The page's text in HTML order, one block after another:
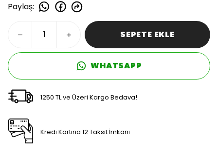
Paylaş:
SEPETE EKLE
WHATSAPP
1250 TL ve Üzeri Kargo Bedava!
Kredi Kartına 12 Taksit İmkanı